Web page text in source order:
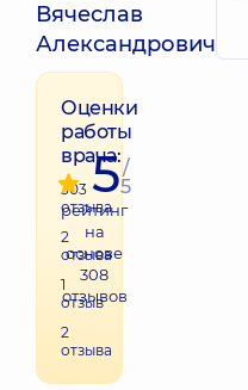
Вячеслав
Александрович
Оценки
работы
врача:
303
отзыва
2
отзыва
1
отзыв
2
отзыва
5/
5
рейтинг
на
основе
308
отзывов